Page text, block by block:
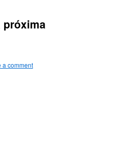
próxima
a comment